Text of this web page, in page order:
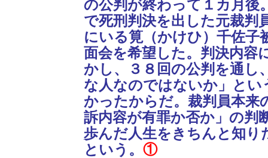
の公判が終わって１カ月後
で死刑判決を出した元裁判
にいる筧（かけひ）千佐子
面会を希望した。判決内容
かし、３８回の公判を通し
な人なのではないか」とい
かったからだ。裁判員本来
訴内容が有罪か否か」の判
歩んだ人生をきちんと知り
という。 ①